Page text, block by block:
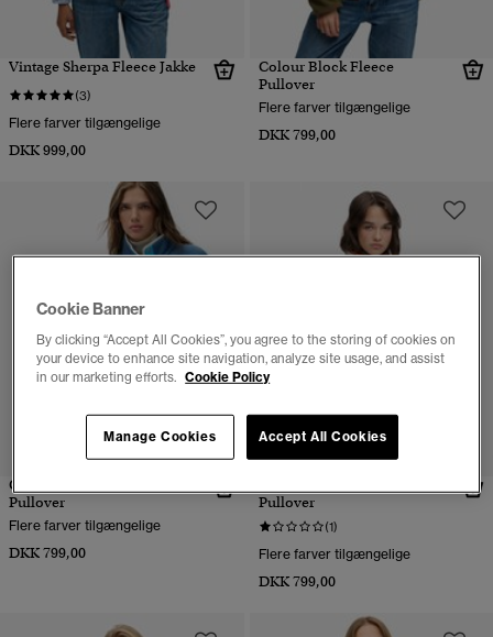
Vintage Sherpa Fleece Jakke
(3)
Flere farver tilgængelige
DKK 999,00
Colour Block Fleece
Pullover
Flere farver tilgængelige
DKK 799,00
Colour Block Fleece
Pullover
Flere farver tilgængelige
DKK 799,00
Pullover
(1)
Flere farver tilgængelige
DKK 799,00
Cookie Banner
By clicking “Accept All Cookies”, you agree to the storing of cookies on
your device to enhance site navigation, analyze site usage, and assist
in our marketing efforts. Cookie Policy
Accept All Cookies
Manage Cookies